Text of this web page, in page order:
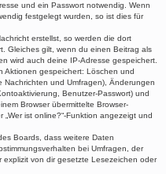
und ein Passwort notwendig. Wenn
festgelegt wurden, so ist dies für
erstellst, so werden die dort
Gleiches gilt, wenn du einen Beitrag als
wird auch deine IP-Adresse gespeichert.
Aktionen gespeichert: Löschen und
und Umfragen), Änderungen
Benutzer-Passwort) und
Browser übermittelte Browser-
ist online?“-Funktion angezeigt und
Boards, dass weitere Daten
bei Umfragen, der
von dir gesetzte Lesezeichen oder